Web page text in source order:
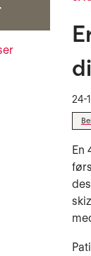
24-
En